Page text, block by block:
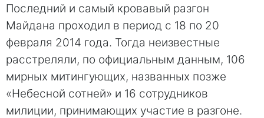
Последний и самый кровавый разгон
Майдана проходил в период с 18 по 20
февраля 2014 года. Тогда неизвестные
расстреляли, по официальным данным, 106
мирных митингующих, названных позже
«Небесной сотней» и 16 сотрудников
милиции, принимающих участие в разгоне.